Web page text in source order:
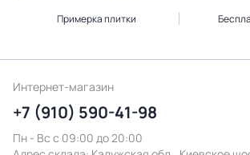
Примерка плитки
Интернет-магазин
+7 (910) 590-41-98
Пн - Вс с 09:00 до 20:00